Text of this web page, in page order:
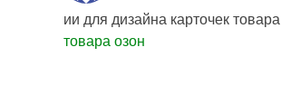
ии для дизайна карточек товара
товара озон